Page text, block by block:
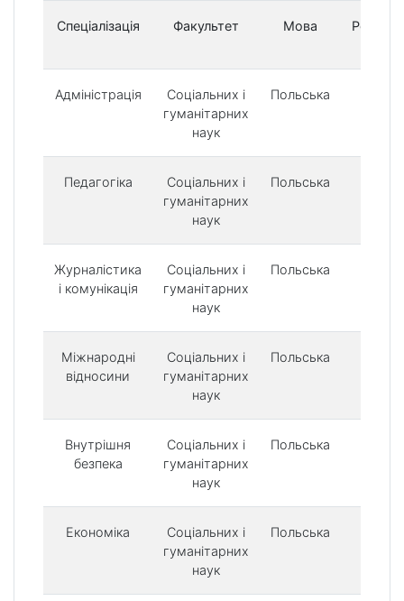
Спеціалізація Факультет Мова
Адміністрація
Соціальних і
гуманітарних
наук
Польська
Педагогіка
Соціальних і
гуманітарних
наук
Польська
Журналістика
і комунікація
Соціальних і
гуманітарних
наук
Польська
Міжнародні
відносини
Соціальних і
гуманітарних
наук
Польська
Внутрішня
безпека
Соціальних і
гуманітарних
наук
Польська
Економіка
Соціальних і
гуманітарних
наук
Польська